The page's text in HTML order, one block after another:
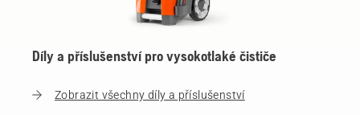
Díly a příslušenství pro vysokotlaké čističe
Zobrazit všechny díly a příslušenství